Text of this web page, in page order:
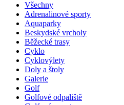
Všechny
Adrenalinové sporty
Aquaparky
Beskydské vrcholy
Běžecké trasy
Cyklo
Cyklovýlety
Doly a štoly
Galerie
Golf
Golfové odpaliště